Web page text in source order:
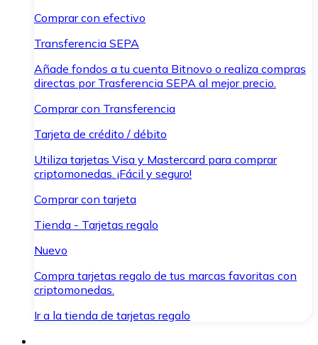
Comprar con efectivo
Transferencia SEPA
Añade fondos a tu cuenta Bitnovo o realiza compras
directas por Trasferencia SEPA al mejor precio.
Comprar con Transferencia
Tarjeta de crédito / débito
Utiliza tarjetas Visa y Mastercard para comprar
criptomonedas. ¡Fácil y seguro!
Comprar con tarjeta
Tienda - Tarjetas regalo
Nuevo
Compra tarjetas regalo de tus marcas favoritas con
criptomonedas.
Ir a la tienda de tarjetas regalo